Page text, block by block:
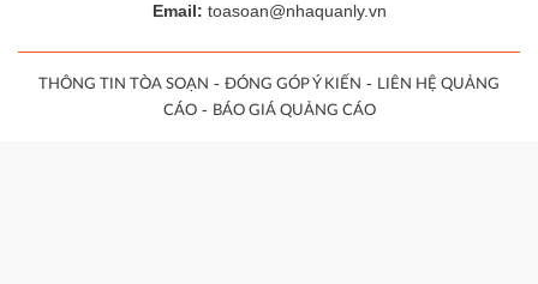
Email: toasoan@nhaquanly.vn
THÔNG TIN TÒA SOẠN - ĐÓNG GÓP Ý KIẾN - LIÊN HỆ QUẢNG
CÁO- BÁO GIÁ QUẢNG CÁO